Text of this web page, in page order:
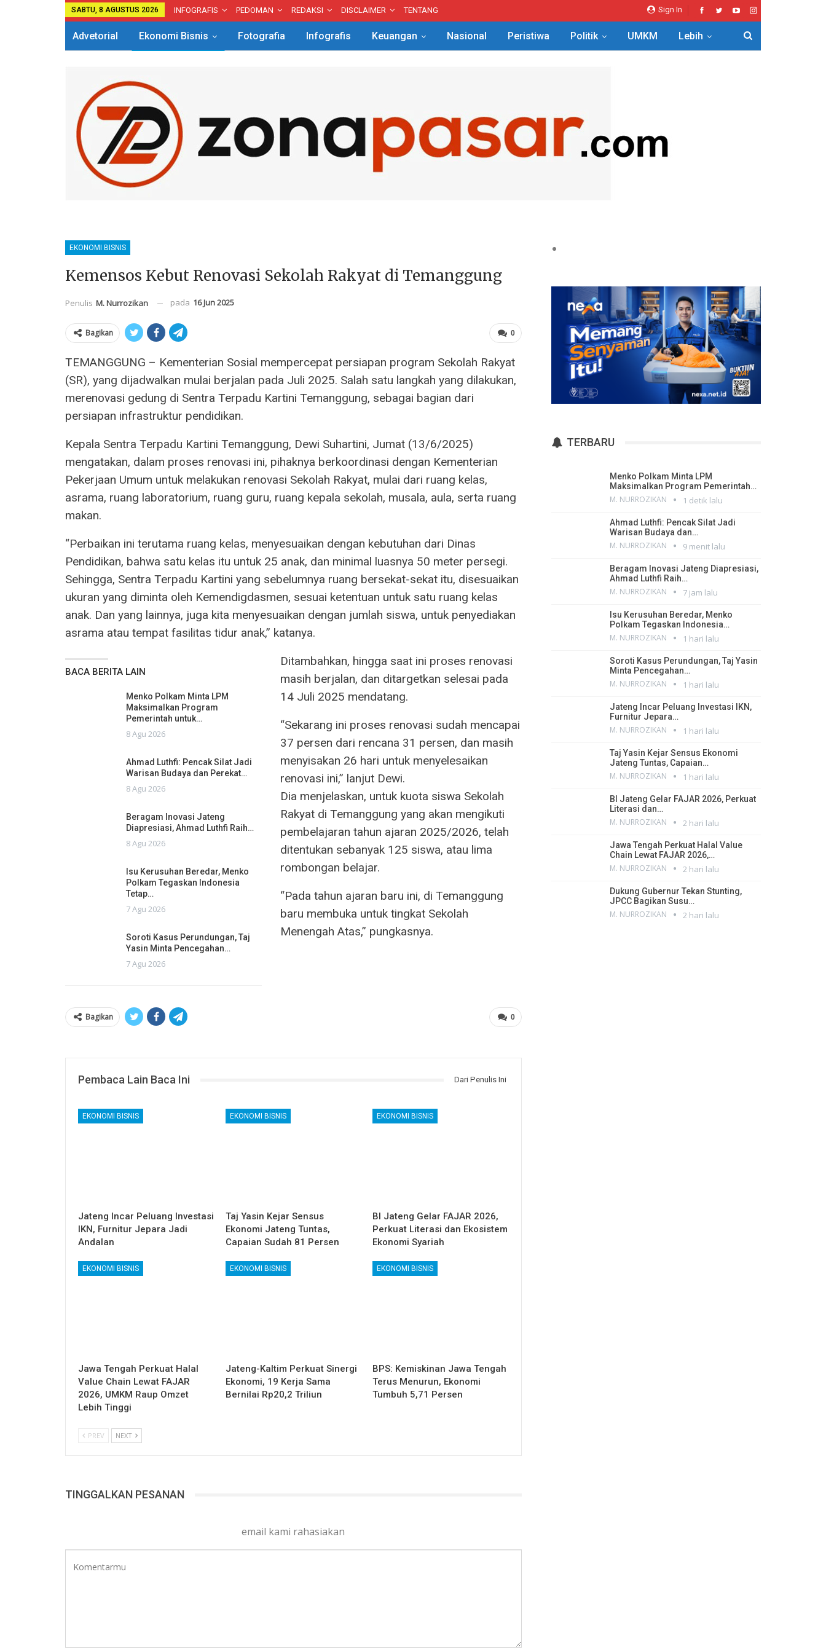
Sign In
SABTU, 8 AGUSTUS 2026 INFOGRAFIS PEDOMAN REDAKSI DISCLAIMER TENTANG
Advetorial Ekonomi Bisnis Fotografia Infografis Keuangan Nasional Peristiwa Politik UMKM Lebih
EKONOMI BISNIS
Kemensos Kebut Renovasi Sekolah Rakyat di Temanggung
Penulis M. Nurrozikan pada 16 Jun 2025
0
Bagikan
TEMANGGUNG – Kementerian Sosial mempercepat persiapan program Sekolah Rakyat
(SR), yang dijadwalkan mulai berjalan pada Juli 2025. Salah satu langkah yang dilakukan,
merenovasi gedung di Sentra Terpadu Kartini Temanggung, sebagai bagian dari
persiapan infrastruktur pendidikan.
Kepala Sentra Terpadu Kartini Temanggung, Dewi Suhartini, Jumat (13/6/2025)
mengatakan, dalam proses renovasi ini, pihaknya berkoordinasi dengan Kementerian
Pekerjaan Umum untuk melakukan renovasi Sekolah Rakyat, mulai dari ruang kelas,
asrama, ruang laboratorium, ruang guru, ruang kepala sekolah, musala, aula, serta ruang
makan.
“Perbaikan ini terutama ruang kelas, menyesuaikan dengan kebutuhan dari Dinas
Pendidikan, bahwa satu kelas itu untuk 25 anak, dan minimal luasnya 50 meter persegi.
Sehingga, Sentra Terpadu Kartini yang sebelumnya ruang bersekat-sekat itu, disesuaikan
ukuran yang diminta oleh Kemendigdasmen, sesuai ketentuan untuk satu ruang kelas
anak. Dan yang lainnya, juga kita menyesuaikan dengan jumlah siswa, untuk penyediakan
asrama atau tempat fasilitas tidur anak,” katanya.
BACA BERITA LAIN
Menko Polkam Minta LPM
Maksimalkan Program
Pemerintah untuk…
8 Agu 2026
Ahmad Luthfi: Pencak Silat Jadi
Warisan Budaya dan Perekat…
8 Agu 2026
Beragam Inovasi Jateng
Diapresiasi, Ahmad Luthfi Raih…
8 Agu 2026
Isu Kerusuhan Beredar, Menko
Polkam Tegaskan Indonesia
Tetap…
7 Agu 2026
Soroti Kasus Perundungan, Taj
Yasin Minta Pencegahan…
7 Agu 2026
Ditambahkan, hingga saat ini proses renovasi
masih berjalan, dan ditargetkan selesai pada
14 Juli 2025 mendatang.
“Sekarang ini proses renovasi sudah mencapai
37 persen dari rencana 31 persen, dan masih
menyisakan 26 hari untuk menyelesaikan
renovasi ini,” lanjut Dewi.
Dia menjelaskan, untuk kuota siswa Sekolah
Rakyat di Temanggung yang akan mengikuti
pembelajaran tahun ajaran 2025/2026, telah
ditentukan sebanyak 125 siswa, atau lima
rombongan belajar.
“Pada tahun ajaran baru ini, di Temanggung
baru membuka untuk tingkat Sekolah
Menengah Atas,” pungkasnya.
0
Bagikan
Pembaca Lain Baca Ini Dari Penulis Ini
EKONOMI BISNIS
Jateng Incar Peluang Investasi
IKN, Furnitur Jepara Jadi
Andalan
EKONOMI BISNIS
Taj Yasin Kejar Sensus
Ekonomi Jateng Tuntas,
Capaian Sudah 81 Persen
EKONOMI BISNIS
BI Jateng Gelar FAJAR 2026,
Perkuat Literasi dan Ekosistem
Ekonomi Syariah
EKONOMI BISNIS
Jawa Tengah Perkuat Halal
Value Chain Lewat FAJAR
2026, UMKM Raup Omzet
Lebih Tinggi
EKONOMI BISNIS
Jateng-Kaltim Perkuat Sinergi
Ekonomi, 19 Kerja Sama
Bernilai Rp20,2 Triliun
EKONOMI BISNIS
BPS: Kemiskinan Jawa Tengah
Terus Menurun, Ekonomi
Tumbuh 5,71 Persen
PREV NEXT
TINGGALKAN PESANAN
email kami rahasiakan
TERBARU
Menko Polkam Minta LPM
Maksimalkan Program Pemerintah…
M. NURROZIKAN 1 detik lalu
Ahmad Luthfi: Pencak Silat Jadi
Warisan Budaya dan…
M. NURROZIKAN 9 menit lalu
Beragam Inovasi Jateng Diapresiasi,
Ahmad Luthfi Raih…
M. NURROZIKAN 7 jam lalu
Isu Kerusuhan Beredar, Menko
Polkam Tegaskan Indonesia…
M. NURROZIKAN 1 hari lalu
Soroti Kasus Perundungan, Taj Yasin
Minta Pencegahan…
M. NURROZIKAN 1 hari lalu
Jateng Incar Peluang Investasi IKN,
Furnitur Jepara…
M. NURROZIKAN 1 hari lalu
Taj Yasin Kejar Sensus Ekonomi
Jateng Tuntas, Capaian…
M. NURROZIKAN 1 hari lalu
BI Jateng Gelar FAJAR 2026, Perkuat
Literasi dan…
M. NURROZIKAN 2 hari lalu
Jawa Tengah Perkuat Halal Value
Chain Lewat FAJAR 2026,…
M. NURROZIKAN 2 hari lalu
Dukung Gubernur Tekan Stunting,
JPCC Bagikan Susu…
M. NURROZIKAN 2 hari lalu